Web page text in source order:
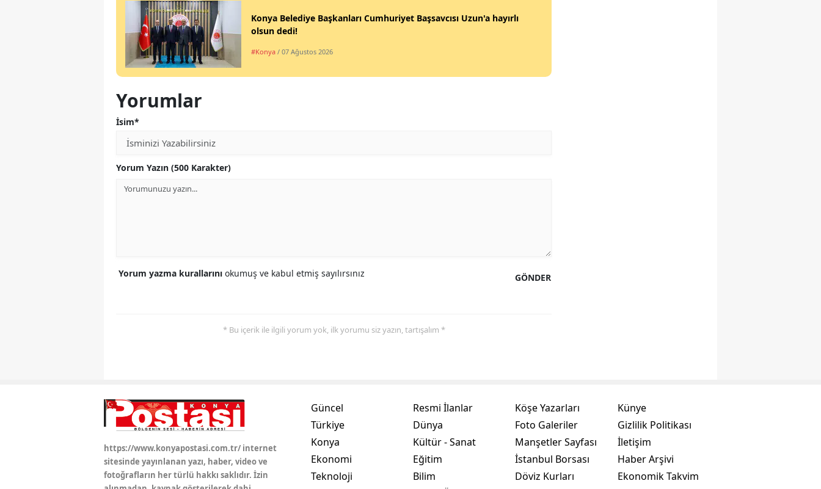
Aksaray
Konya Belediye Başkanları Cumhuriyet Başsavcısı Uzun'a hayırlı
olsun dedi!
#Konya / 07 Ağustos 2026
Yorumlar
İsim*
Yorum Yazın (500 Karakter)
GÖNDER
Yorum yazma kurallarını okumuş ve kabul etmiş sayılırsınız
* Bu içerik ile ilgili yorum yok, ilk yorumu siz yazın, tartışalım *
https://www.konyapostasi.com.tr/ internet
sitesinde yayınlanan yazı, haber, video ve
fotoğrafların her türlü hakkı saklıdır. İzin
Güncel
Türkiye
Konya
Ekonomi
Teknoloji
Resmi İlanlar
Dünya
Kültür - Sanat
Eğitim
Bilim
Köşe Yazarları
Foto Galeriler
Manşetler Sayfası
İstanbul Borsası
Döviz Kurları
Künye
Gizlilik Politikası
İletişim
Haber Arşivi
Ekonomik Takvim